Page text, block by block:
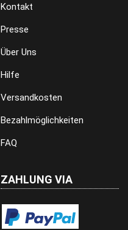
Kontakt
Presse
Über Uns
Hilfe
Versandkosten
Bezahlmöglichkeiten
FAQ
ZAHLUNG VIA